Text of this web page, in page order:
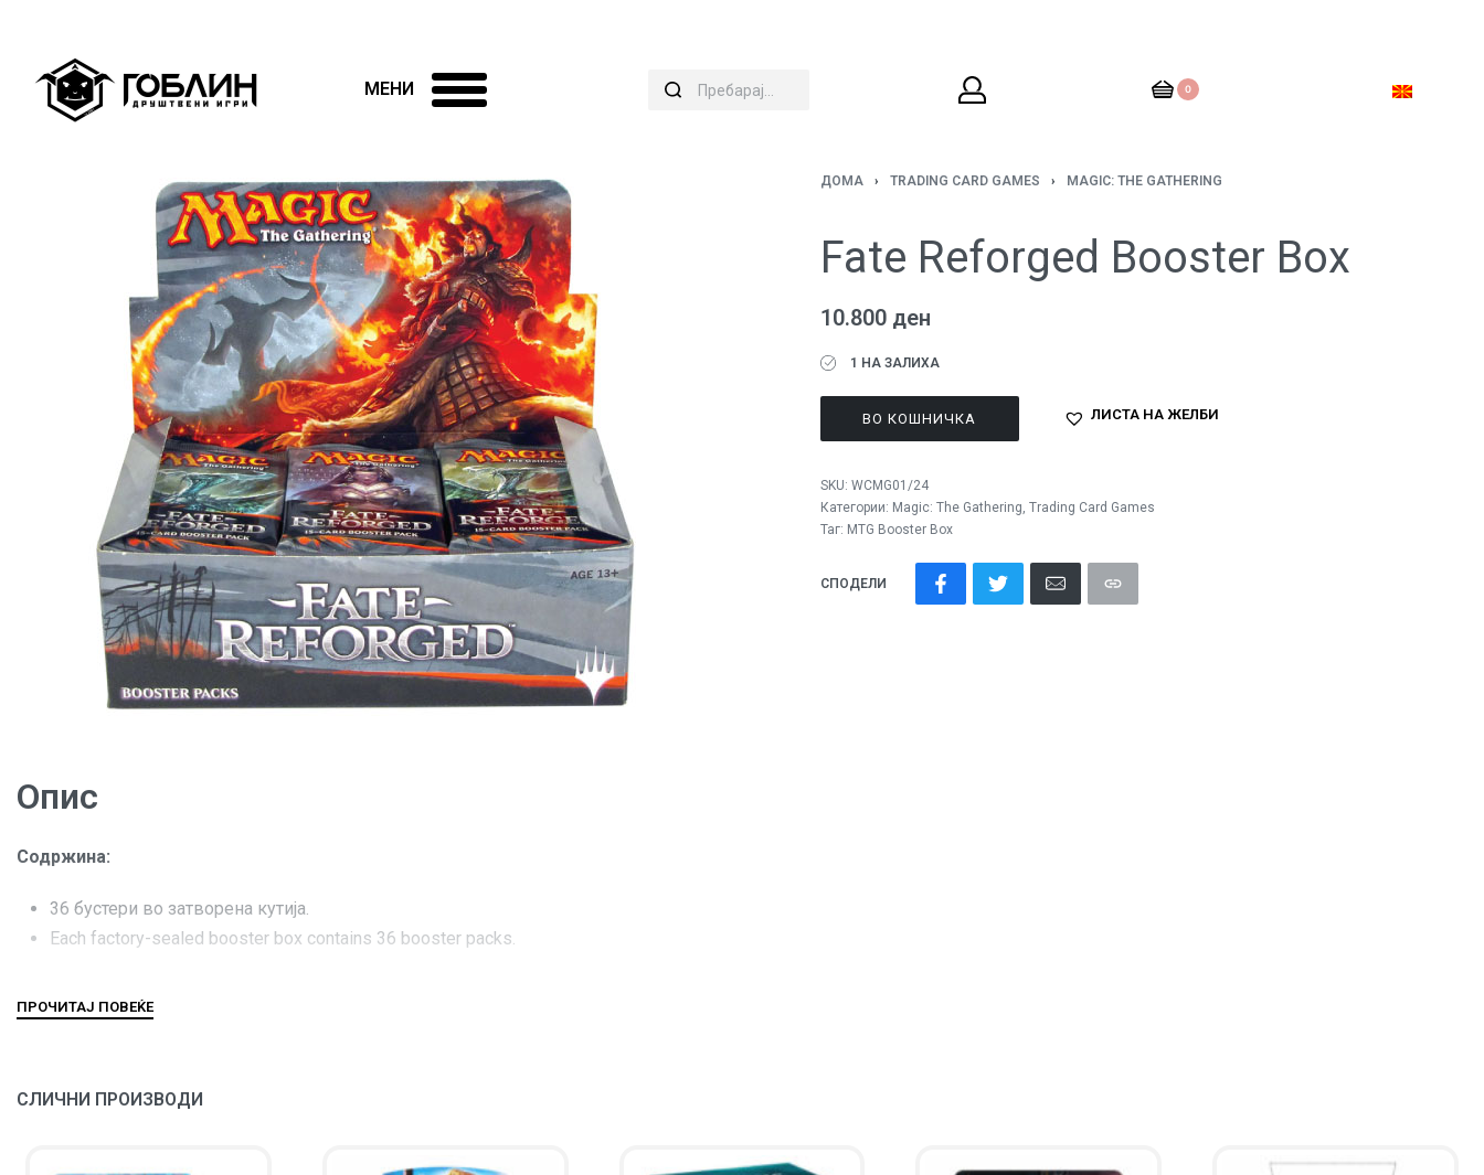
0
ДОМА › TRADING CARD GAMES › MAGIC: ТHE GATHERING
Fate Reforged Booster Box
10.800 ден
1 НА ЗАЛИХА
ВО КОШНИЧКА ЛИСТА НА ЖЕЛБИ
SKU: WCMG01/24
Категории: Magic: Тhe Gathering, Trading Card Games
Таг: MTG Booster Box
СПОДЕЛИ
Опис
Содржина:
36 бустери во затворена кутија.
Each factory-sealed booster box contains 36 booster packs.
СЛИЧНИ ПРОИЗВОДИ